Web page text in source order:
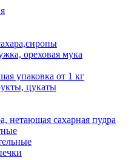
ореховая мука
упаковка от 1 кг
цукаты
нетающая сахарная пудра